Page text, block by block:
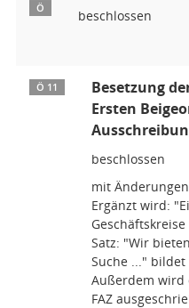
Ö beschlossen
Ö 11
Besetzung
Ersten
beschlossen
mit
Ergänzt wird:
Satz: "Wir
Suche ..." bildet
Außerdem wird
FAZ